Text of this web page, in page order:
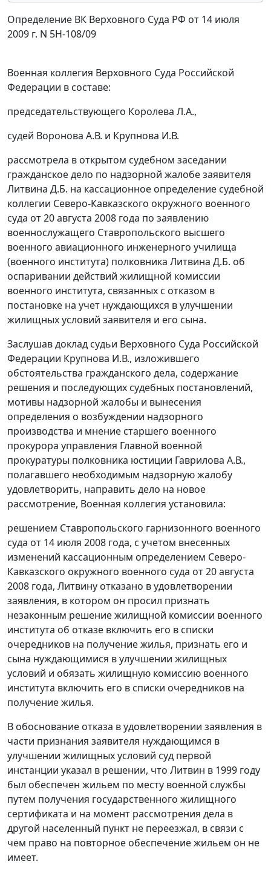
Определение ВК Верховного Суда РФ от 14 июля
2009 г. N 5Н-108/09
Военная коллегия Верховного Суда Российской
Федерации в составе:
председательствующего Королева Л.А.,
судей Воронова А.В. и Крупнова И.В.
рассмотрела в открытом судебном заседании
гражданское дело по надзорной жалобе заявителя
Литвина Д.Б. на кассационное определение судебной
коллегии Северо-Кавказского окружного военного
суда от 20 августа 2008 года по заявлению
военнослужащего Ставропольского высшего
военного авиационного инженерного училища
(военного института) полковника Литвина Д.Б. об
оспаривании действий жилищной комиссии
военного института, связанных с отказом в
постановке на учет нуждающихся в улучшении
жилищных условий заявителя и его сына.
Заслушав доклад судьи Верховного Суда Российской
Федерации Крупнова И.В., изложившего
обстоятельства гражданского дела, содержание
решения и последующих судебных постановлений,
мотивы надзорной жалобы и вынесения
определения о возбуждении надзорного
производства и мнение старшего военного
прокурора управления Главной военной
прокуратуры полковника юстиции Гаврилова А.В.,
полагавшего необходимым надзорную жалобу
удовлетворить, направить дело на новое
рассмотрение, Военная коллегия установила:
решением Ставропольского гарнизонного военного
суда от 14 июля 2008 года, с учетом внесенных
изменений кассационным определением Северо-
Кавказского окружного военного суда от 20 августа
2008 года, Литвину отказано в удовлетворении
заявления, в котором он просил признать
незаконным решение жилищной комиссии военного
института об отказе включить его в списки
очередников на получение жилья, признать его и
сына нуждающимися в улучшении жилищных
условий и обязать жилищную комиссию военного
института включить его в списки очередников на
получение жилья.
В обоснование отказа в удовлетворении заявления в
части признания заявителя нуждающимся в
улучшении жилищных условий суд первой
инстанции указал в решении, что Литвин в 1999 году
был обеспечен жильем по месту военной службы
путем получения государственного жилищного
сертификата и на момент рассмотрения дела в
другой населенный пункт не переезжал, в связи с
чем право на повторное обеспечение жильем он не
имеет.